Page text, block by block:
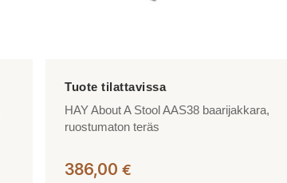
HAY About A Stool AAS38 baarijakkara,
ruostumaton teräs
386,00 €